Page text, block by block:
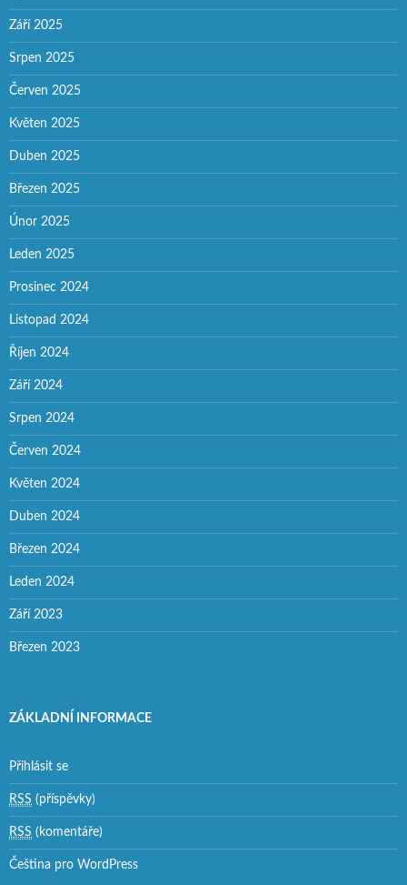
Září 2025
Srpen 2025
Červen 2025
Květen 2025
Duben 2025
Březen 2025
Únor 2025
Leden 2025
Prosinec 2024
Listopad 2024
Říjen 2024
Září 2024
Srpen 2024
Červen 2024
Květen 2024
Duben 2024
Březen 2024
Leden 2024
Září 2023
Březen 2023
ZÁKLADNÍ INFORMACE
Přihlásit se
RSS (příspěvky)
RSS (komentáře)
Čeština pro WordPress